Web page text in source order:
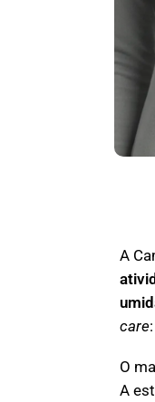
A
care
O
A